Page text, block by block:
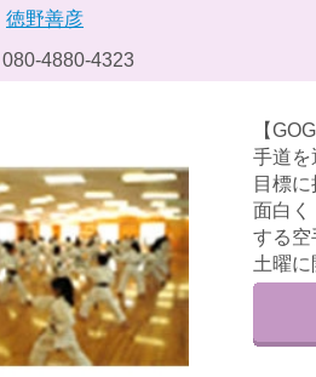
徳野善彦
080-4880-4323
【
手道を
目標
面白く
する空
土曜に